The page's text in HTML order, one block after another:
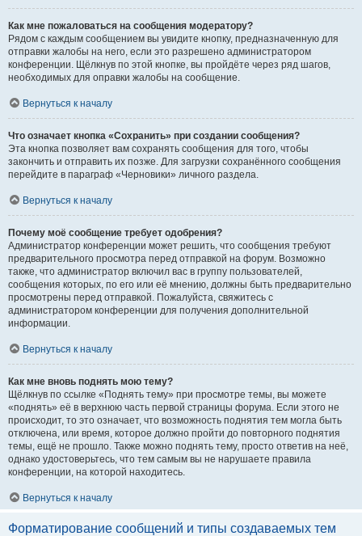
Как мне пожаловаться на сообщения модератору?
Рядом с каждым сообщением вы увидите кнопку, предназначенную для
отправки жалобы на него, если это разрешено администратором
конференции. Щёлкнув по этой кнопке, вы пройдёте через ряд шагов,
необходимых для оправки жалобы на сообщение.
Вернуться к началу
Что означает кнопка «Сохранить» при создании сообщения?
Эта кнопка позволяет вам сохранять сообщения для того, чтобы
закончить и отправить их позже. Для загрузки сохранённого сообщения
перейдите в параграф «Черновики» личного раздела.
Вернуться к началу
Почему моё сообщение требует одобрения?
Администратор конференции может решить, что сообщения требуют
предварительного просмотра перед отправкой на форум. Возможно
также, что администратор включил вас в группу пользователей,
сообщения которых, по его или её мнению, должны быть предварительно
просмотрены перед отправкой. Пожалуйста, свяжитесь с
администратором конференции для получения дополнительной
информации.
Вернуться к началу
Как мне вновь поднять мою тему?
Щёлкнув по ссылке «Поднять тему» при просмотре темы, вы можете
«поднять» её в верхнюю часть первой страницы форума. Если этого не
происходит, то это означает, что возможность поднятия тем могла быть
отключена, или время, которое должно пройти до повторного поднятия
темы, ещё не прошло. Также можно поднять тему, просто ответив на неё,
однако удостоверьтесь, что тем самым вы не нарушаете правила
конференции, на которой находитесь.
Вернуться к началу
Форматирование сообщений и типы создаваемых тем